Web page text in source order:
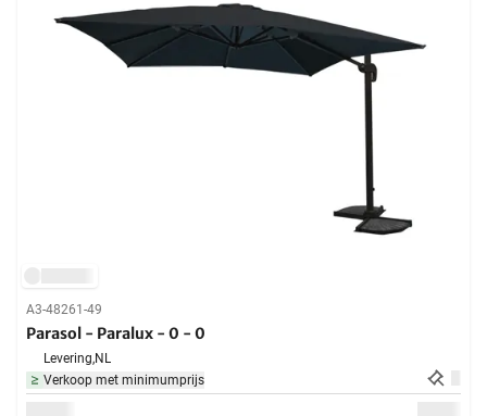
A3-48261-49
Parasol - Paralux - 0 - 0
Levering,NL
Verkoop met minimumprijs